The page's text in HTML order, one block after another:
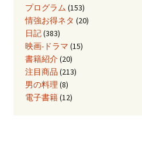
プログラム (153)
情強お得ネタ (20)
日記(383)
映画-ドラマ (15)
書籍紹介(20)
注目商品 (213)
男の料理 (8)
電子書籍(12)